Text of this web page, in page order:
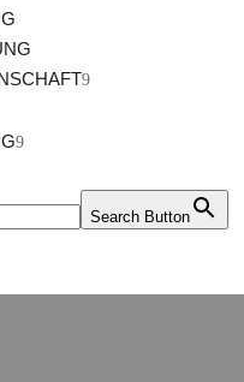
Search Button